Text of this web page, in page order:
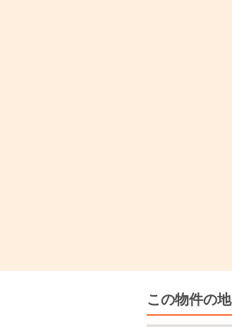
この物件の